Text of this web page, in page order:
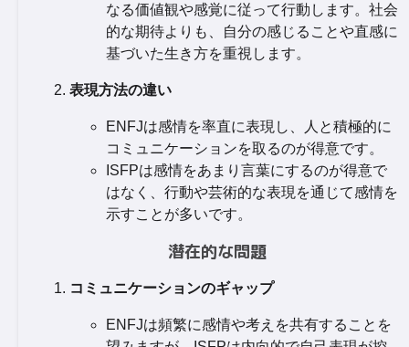
なる価値観や感覚に従って行動します。社会
的な期待よりも、自分の感じることや直感に
基づいた生き方を重視します。
表現方法の違い
ENFJは感情を率直に表現し、人と積極的に
コミュニケーションを取るのが得意です。
ISFPは感情をあまり言葉にするのが得意で
はなく、行動や芸術的な表現を通じて感情を
示すことが多いです。
潜在的な問題
コミュニケーションのギャップ
ENFJは頻繁に感情や考えを共有することを